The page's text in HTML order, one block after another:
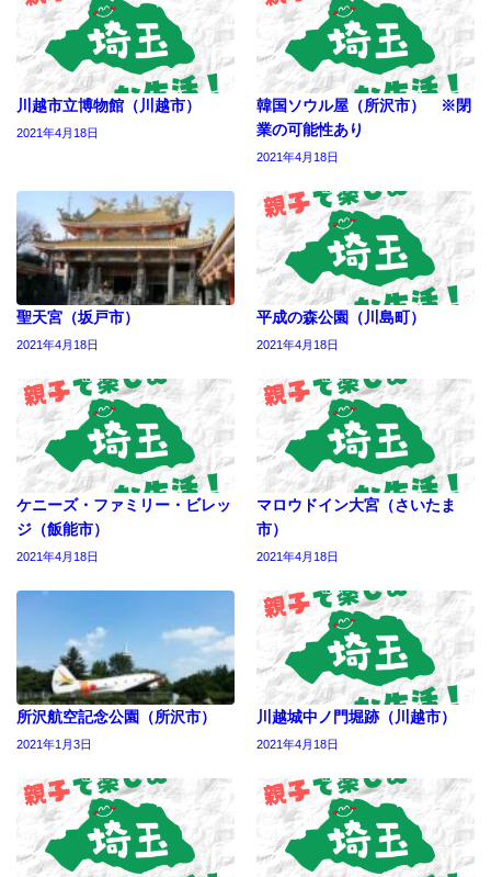
川越市立博物館（川越市）
2021年4月18日
韓国ソウル屋（所沢市） ※閉
業の可能性あり
2021年4月18日
聖天宮（坂戸市）
2021年4月18日
平成の森公園（川島町）
2021年4月18日
ケニーズ・ファミリー・ビレッ
ジ（飯能市）
2021年4月18日
マロウドイン大宮（さいたま
市）
2021年4月18日
所沢航空記念公園（所沢市）
2021年1月3日
川越城中ノ門堀跡（川越市）
2021年4月18日